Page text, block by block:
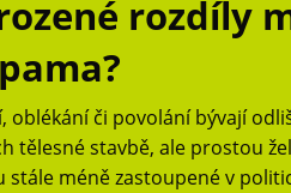
rozdíly
oblékání či povolání bývají
tělesné stavbě, ale prostou
stále méně zastoupené v